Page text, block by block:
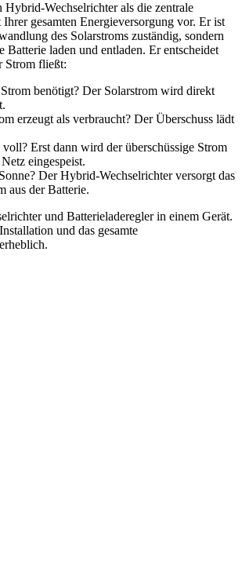
Hybrid-Wechselrichter als die zentrale
gesamten Energieversorgung vor. Er ist
des Solarstroms zuständig, sondern
Batterie laden und entladen. Er entscheidet
Strom fließt:
benötigt? Der Solarstrom wird direkt
erzeugt als verbraucht? Der Überschuss lädt
Erst dann wird der überschüssige Strom
eingespeist.
Der Hybrid-Wechselrichter versorgt das
aus der Batterie.
und Batterieladeregler in einem Gerät.
und das gesamte